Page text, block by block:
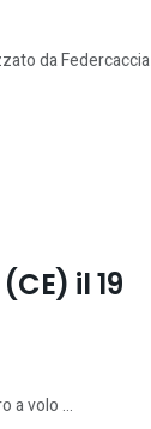
da Federcaccia
il 19
a volo ...